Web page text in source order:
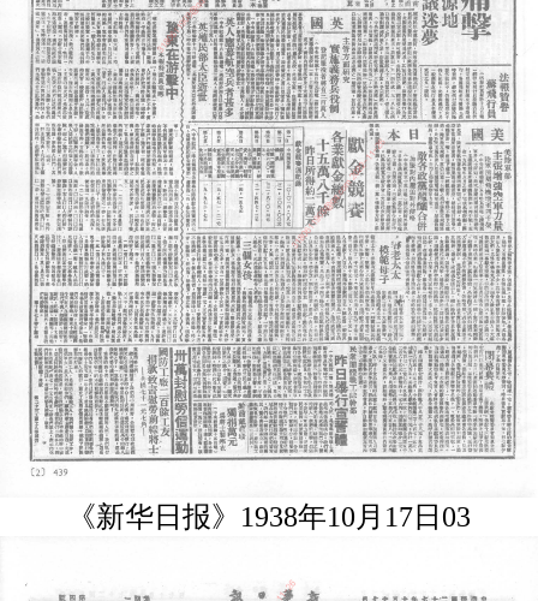
《新华日报》1938年10月17日03